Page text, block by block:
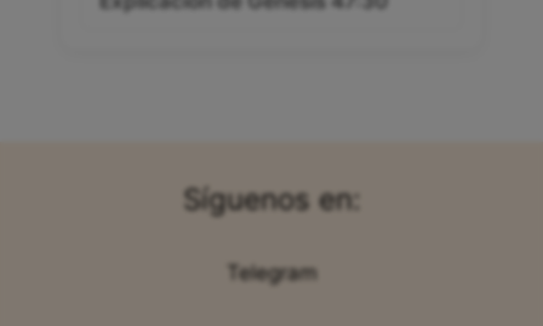
Síguenos en:
Telegram